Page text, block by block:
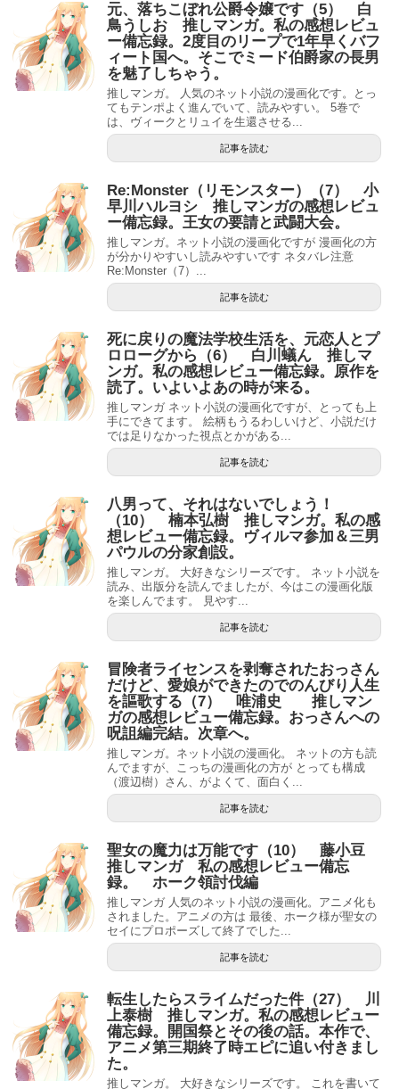
元、落ちこぼれ公爵令嬢です（5） 白
鳥うしお 推しマンガ。私の感想レビュ
ー備忘録。2度目のリープで1年早くバフ
ィート国へ。そこでミード伯爵家の長男
を魅了しちゃう。
推しマンガ。 人気のネット小説の漫画化です。とっ
てもテンポよく進んでいて、読みやすい。 5巻で
は、ヴィークとリュイを生還させる...
記事を読む
Re:Monster（リモンスター）（7） 小
早川ハルヨシ 推しマンガの感想レビュ
ー備忘録。王女の要請と武闘大会。
推しマンガ。ネット小説の漫画化ですが 漫画化の方
が分かりやすいし読みやすいです ネタバレ注意
Re:Monster（7）...
記事を読む
死に戻りの魔法学校生活を、元恋人とプ
ロローグから（6） 白川蟻ん 推しマ
ンガ。私の感想レビュー備忘録。原作を
読了。いよいよあの時が来る。
推しマンガ ネット小説の漫画化ですが、とっても上
手にできてます。 絵柄もうるわしいけど、小説だけ
では足りなかった視点とかがある...
記事を読む
八男って、それはないでしょう！
（10） 楠本弘樹 推しマンガ。私の感
想レビュー備忘録。ヴィルマ参加＆三男
パウルの分家創設。
推しマンガ。 大好きなシリーズです。 ネット小説を
読み、出版分を読んでましたが、今はこの漫画化版
を楽しんでます。 見やす...
記事を読む
冒険者ライセンスを剥奪されたおっさん
だけど、愛娘ができたのでのんびり人生
を謳歌する（7） 唯浦史 推しマン
ガの感想レビュー備忘録。おっさんへの
呪詛編完結。次章へ。
推しマンガ。ネット小説の漫画化。 ネットの方も読
んでますが、こっちの漫画化の方が とっても構成
（渡辺樹）さん、がよくて、面白く...
記事を読む
聖女の魔力は万能です（10） 藤小豆
推しマンガ 私の感想レビュー備忘
録。 ホーク領討伐編
推しマンガ 人気のネット小説の漫画化。アニメ化も
されました。アニメの方は 最後、ホーク様が聖女の
セイにプロポーズして終了でした...
記事を読む
転生したらスライムだった件（27） 川
上泰樹 推しマンガ。私の感想レビュー
備忘録。開国祭とその後の話。本作で、
アニメ第三期終了時エピに追い付きまし
た。
推しマンガ。 大好きなシリーズです。 これを書いて